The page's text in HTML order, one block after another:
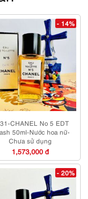
- 14%
CHANEL No 5 EDT
50ml-Nước hoa nữ-
Chưa sử dụng
1,573,000 đ
- 20%